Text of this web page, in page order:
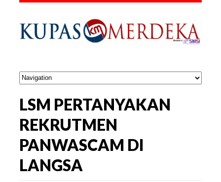
LSM PERTANYAKAN
REKRUTMEN
PANWASCAM DI
LANGSA